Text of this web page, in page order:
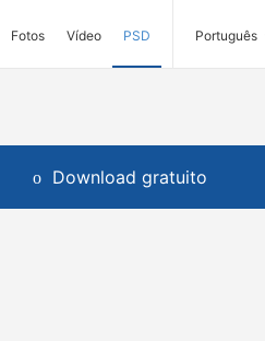
Fotos Vídeo PSD Português
Download gratuito